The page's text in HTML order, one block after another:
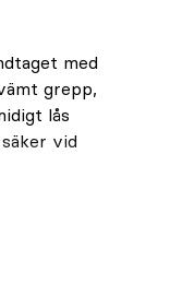
med
grepp,
lås
vid